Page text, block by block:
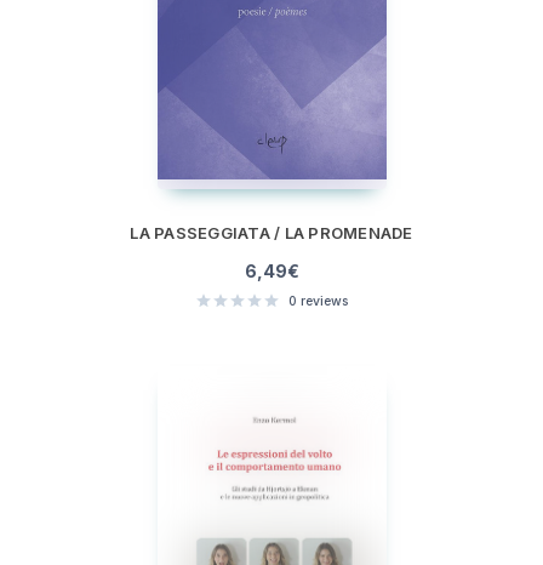
LA PASSEGGIATA / LA PROMENADE
6,49€
0 reviews